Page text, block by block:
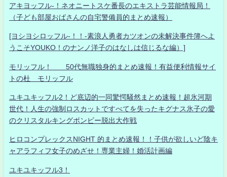
アキヨッフル-！ネオニートスケ番長のエキストラ芸能情報局！
（子ども部屋おばさんの自宅警備員的まとめ速報）
[ヨシヨシロッフル-！！-素浪人勇者カツオンの未解決事件簿へよ
うこそYOUKO！のナンノ洋子のはなしは信じるな編）]
モリッフル！ 50代無職独身的まとめ速報！有益便利情報サイ
トの杜 モリッフル
ユキユキッフル2！ど底辺的一同驚愕騒然まとめ速報！超氷河期
世代！人生の強制ロスカットですべてを失ったキグナス氷子の愛
のクリスタルキングボンビー脱出大作戦
ヒロコンプレックスNIGHT 的まとめ速報！！子供が欲しいど陰キ
ャアラフィフ女子のめざせ！専業主婦！婚活計画編
ユキユキッフル3！